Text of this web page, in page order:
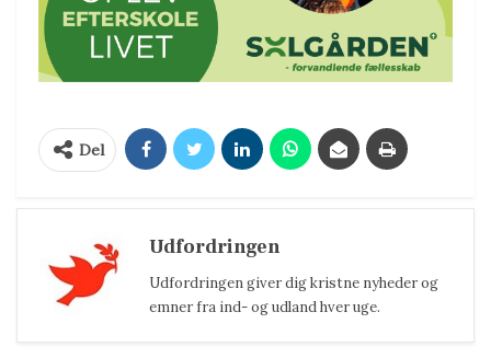
Del
Udfordringen
Udfordringen giver dig kristne nyheder og
emner fra ind- og udland hver uge.